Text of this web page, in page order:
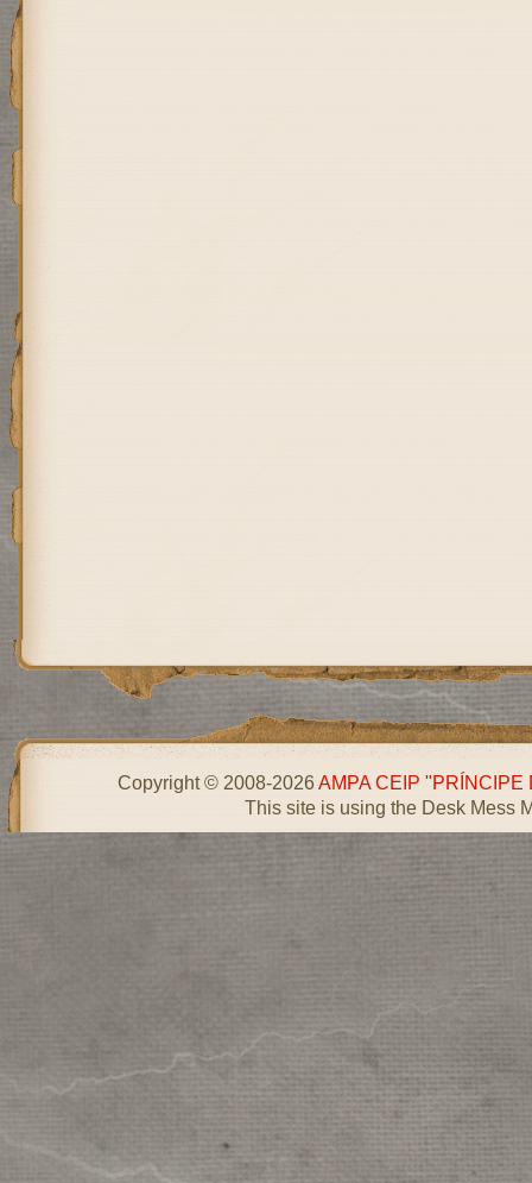
Copyright © 2008-2026AMPA CEIP "PRÍNCIPE
This site is using the Desk Mess